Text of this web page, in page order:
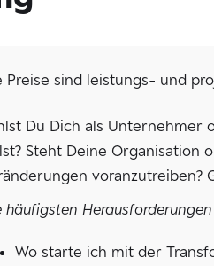
Preise sind leistungs- und
Du Dich als
Steht Deine Organisation
voranzutreiben?
häufigsten
Wo starte ich mit der